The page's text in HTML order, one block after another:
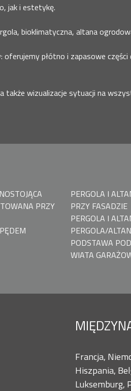
jak i estetykę.
bioklimatyczna, altana
płótno i zapasowe
wizualizacje sytuacji na
PRZY
PERGOLA I
PRZY FASADZIE
PERGOLA I
PERGOLA/
PODSTAWA
WIATA
Francja,
Hiszpania,
Luksemburg,